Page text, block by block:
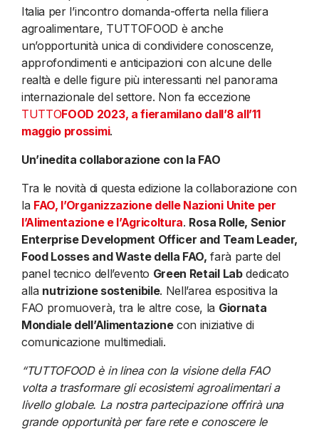
Italia per l’incontro domanda-offerta nella filiera
agroalimentare, TUTTOFOOD è anche
un’opportunità unica di condividere conoscenze,
approfondimenti e anticipazioni con alcune delle
realtà e delle figure più interessanti nel panorama
internazionale del settore. Non fa eccezione
TUTTOFOOD 2023, a fieramilano dall’8 all’11
maggio prossimi.
Un’inedita collaborazione con la FAO
Tra le novità di questa edizione la collaborazione con
la FAO, l’Organizzazione delle Nazioni Unite per
l’Alimentazione e l’Agricoltura. Rosa Rolle, Senior
Enterprise Development Officer and Team Leader,
Food Losses and Waste della FAO, farà parte del
panel tecnico dell’evento Green Retail Labdedicato
alla nutrizione sostenibile. Nell’area espositiva la
FAO promuoverà, tra le altre cose, la Giornata
Mondiale dell’Alimentazionecon iniziative di
comunicazione multimediali.
“TUTTOFOOD è in linea con la visione della FAO
volta a trasformare gli ecosistemi agroalimentari a
livello globale. La nostra partecipazione offrirà una
grande opportunità per fare rete e conoscere le